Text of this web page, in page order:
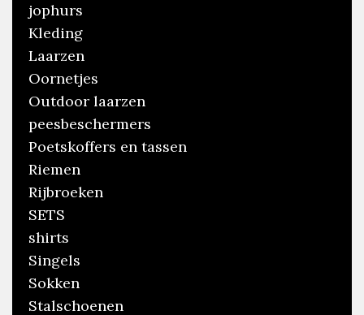
jophurs
Kleding
Laarzen
Oornetjes
Outdoor laarzen
peesbeschermers
Poetskoffers en tassen
Riemen
Rijbroeken
SETS
shirts
Singels
Sokken
Stalschoenen